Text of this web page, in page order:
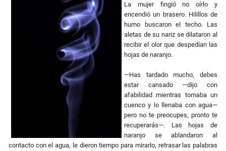
La mujer fingió no oírlo y
encendió un brasero. Hilillos de
humo buscaron el techo. Las
aletas de su nariz se dilataron al
recibir el olor que despedían las
hojas de naranjo.
—Has tardado mucho, debes
estar cansado —dijo con
afabilidad mientras tomaba un
cuenco y lo llenaba con agua—
pero no te preocupes, pronto te
recuperarás—. Las hojas de
naranjo se ablandaron al
contacto con el agua, le dieron tiempo para mirarlo, retrasar las palabras